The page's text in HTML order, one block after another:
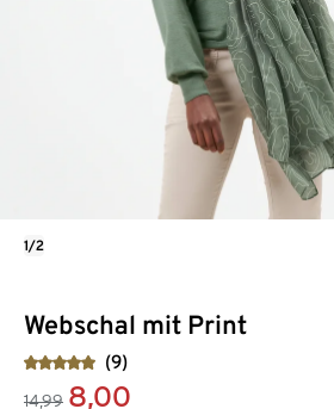
Webschal mit Print
(9)
14,99 8,00
1/2